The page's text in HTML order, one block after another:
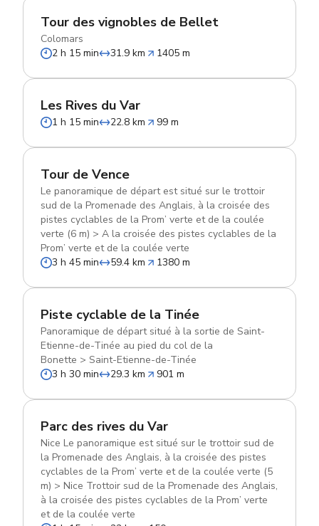
Tour des vignobles de Bellet
Colomars
2 h 15 min
31.9 km 1405 m
Les Rives du Var
1 h 15 min 22.8 km 99 m
Tour de Vence
Le panoramique de départ est situé sur le trottoir
sud de la Promenade des Anglais, à la croisée des
pistes cyclables de la Prom’ verte et de la coulée
verte (6 m) > A la croisée des pistes cyclables de la
Prom’ verte et de la coulée verte
3 h 45 min
59.4 km 1380 m
Piste cyclable de la Tinée
Panoramique de départ situé à la sortie de Saint-
Etienne-de-Tinée au pied du col de la
Bonette > Saint-Etienne-de-Tinée
3 h 30 min
29.3 km 901 m
Parc des rives du Var
Nice Le panoramique est situé sur le trottoir sud de
la Promenade des Anglais, à la croisée des pistes
cyclables de la Prom’ verte et de la coulée verte (5
m) > Nice Trottoir sud de la Promenade des Anglais,
à la croisée des pistes cyclables de la Prom’ verte
et de la coulée verte